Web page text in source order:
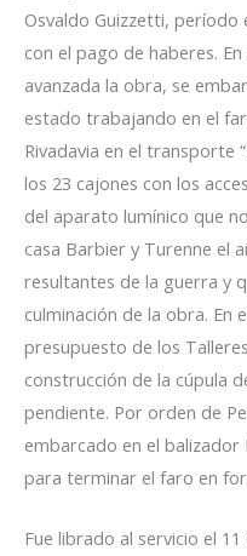
Osvaldo Guizzetti,
con el pago de haberes.
avanzada la obra, se
estado trabajando en el
Rivadavia en el transporte
los 23 cajones con los
del aparato lumínico que
casa Barbier y Turenne el
resultantes de la guerra y
culminación de la obra. En
presupuesto de los
construcción de la cúpula
pendiente. Por orden de
embarcado en el balizador
para terminar el faro en
Fue librado al servicio el